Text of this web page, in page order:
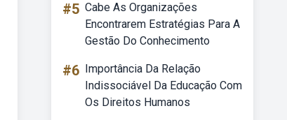
#5 Cabe As Organizações
Encontrarem Estratégias Para A
Gestão Do Conhecimento
#6 Importância Da Relação
Indissociável Da Educação Com
Os Direitos Humanos